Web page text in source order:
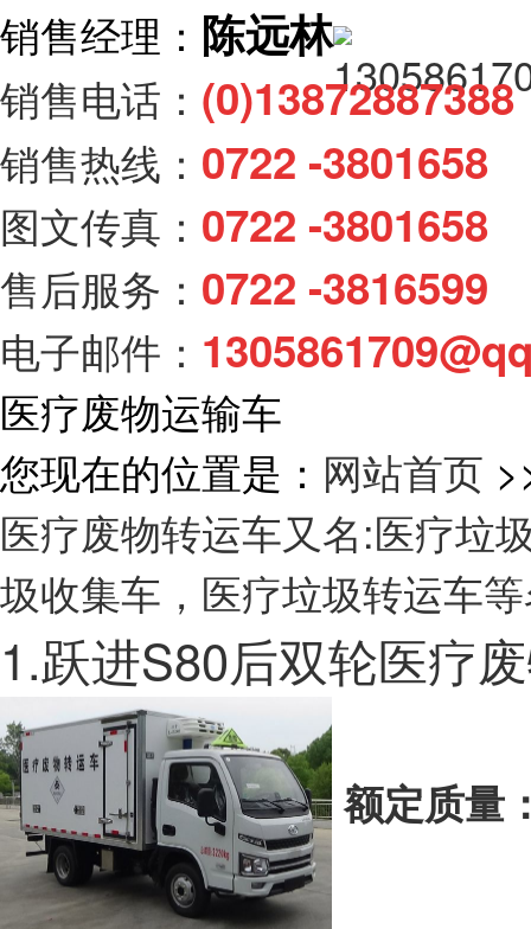
销售经理： 陈远林
销售电话：
销售热线： 0722 -3801658
图文传真： 0722 -3801658
售后服务： 0722 -3816599
电子邮件：
医疗废物运输车
您现在的位置是： 网站首页
医疗废物转运车又名:医疗垃
圾收集车，医疗垃圾转运车
1.跃进S80后双轮医疗
额定质量